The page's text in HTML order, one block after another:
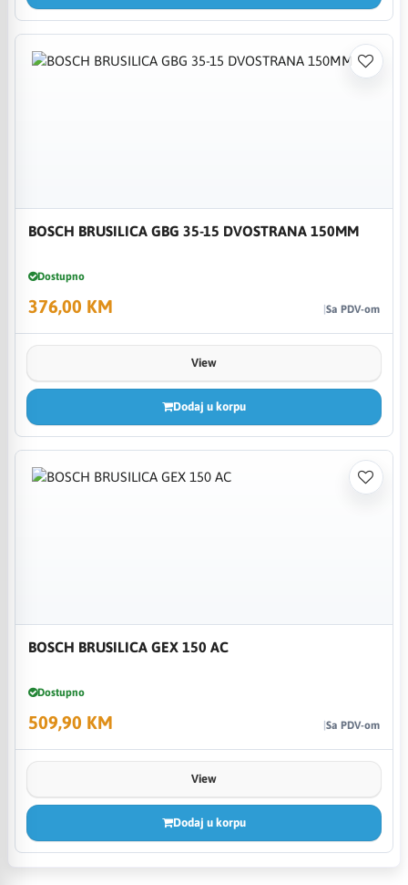
BOSCH BRUSILICA GBG 35-15 DVOSTRANA 150MM
Dostupno
376,00 KM Sa PDV-om
View
Dodaj u korpu
BOSCH BRUSILICA GEX 150 AC
Dostupno
509,90 KM Sa PDV-om
View
Dodaj u korpu